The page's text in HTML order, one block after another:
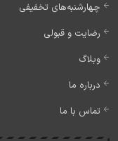
چهارشنبه‌های تخفیفی
رضایت و قبولی
وبلاگ
درباره ما
تماس با ما